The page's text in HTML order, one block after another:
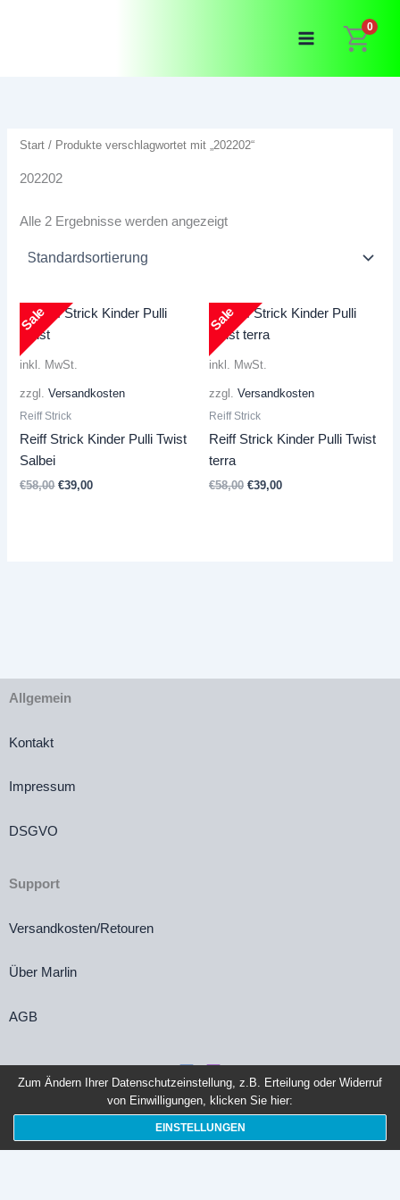
0
Start / Produkte verschlagwortet mit „202202“
202202
Alle 2 Ergebnisse werden angezeigt
inkl. MwSt.
zzgl.Versandkosten
Reiff Strick
Reiff Strick Kinder Pulli Twist
Salbei
€58,00 Ursprünglicher
€39,00Aktueller
Sale
inkl. MwSt.
zzgl. Versandkosten
Reiff Strick
Reiff Strick Kinder Pulli Twist
terra
€58,00 Ursprünglicher
€39,00Aktueller
Sale
Allgemein
Kontakt
Impressum
DSGVO
Support
Versandkosten/Retouren
Über Marlin
AGB
Vertrag widerrufen
Zum Ändern Ihrer Datenschutzeinstellung, z.B. Erteilung oder Widerruf
von Einwilligungen, klicken Sie hier:
EINSTELLUNGEN